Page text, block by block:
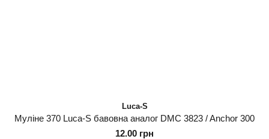
Luca-S
Муліне 370 Luca-S бавовна аналог DMC 3823 / Anchor 300
12.00 грн